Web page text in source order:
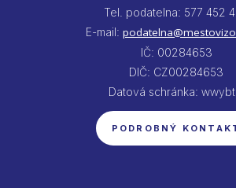
Tel. podatelna: 577 452
E-mail:
IČ: 00284653
DIČ: CZ00284653
Datová schránka:
PODROBNÝ